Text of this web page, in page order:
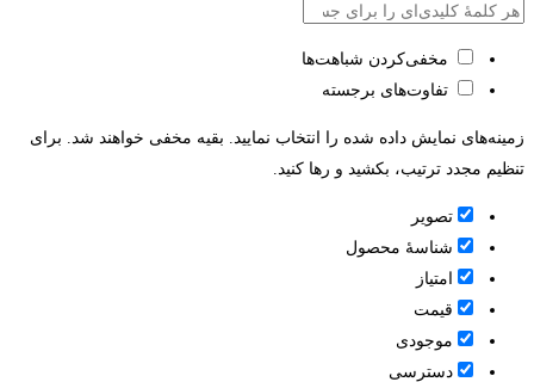
مخفی‌کردن شباهت‌ها
تفاوت‌های برجسته
زمینه‌های نمایش داده شده را انتخاب نمایید. بقیه مخفی خواهند شد. برای
تنظیم مجدد ترتیب، بکشید و رها کنید.
تصویر
شناسۀ محصول
امتیاز
قيمت
موجودی
دسترسی